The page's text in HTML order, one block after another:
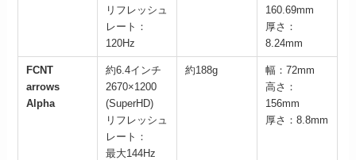
リフレッシュ
レート：
120Hz
160.69mm
厚さ：
8.24mm
FCNT
arrows
Alpha
約6.4インチ
2670×1200
(SuperHD)
リフレッシュ
レート：
最大144Hz
約188g
幅：72mm
高さ：
156mm
厚さ：8.8mm